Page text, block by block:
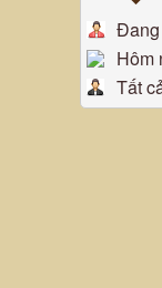
Đang
Hôm
Tất